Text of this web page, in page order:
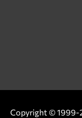
Copyright © 1999-